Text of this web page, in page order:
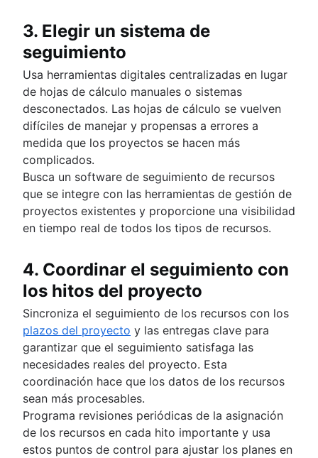
3. Elegir un sistema de
seguimiento
Usa herramientas digitales centralizadas en lugar
de hojas de cálculo manuales o sistemas
desconectados. Las hojas de cálculo se vuelven
difíciles de manejar y propensas a errores a
medida que los proyectos se hacen más
complicados.
Busca un software de seguimiento de recursos
que se integre con las herramientas de gestión de
proyectos existentes y proporcione una visibilidad
en tiempo real de todos los tipos de recursos.
4. Coordinar el seguimiento con
los hitos del proyecto
Sincroniza el seguimiento de los recursos con los
plazos del proyecto y las entregas clave para
garantizar que el seguimiento satisfaga las
necesidades reales del proyecto. Esta
coordinación hace que los datos de los recursos
sean más procesables.
Programa revisiones periódicas de la asignación
de los recursos en cada hito importante y usa
estos puntos de control para ajustar los planes en